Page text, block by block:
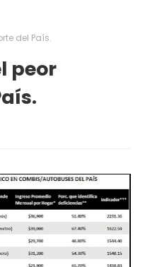
del País.
peor